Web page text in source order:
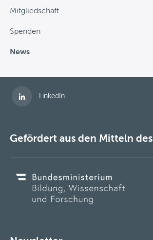
Mitgliedschaft
Spenden
News
Folgen Sie uns auf
LinkedIn
Gefördert aus den Mitteln des